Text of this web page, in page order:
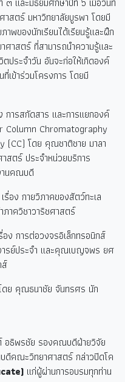
ตร์ มหาวิทยาลัยบูรพา โดยมี
พของนักเรียนได้เรียนรู้และฝึก
ศาสตร์ ที่สามารถนำความรู้และ
ประจำวัน อันจะก่อให้เกิดองค์
เข้าร่วมโครงการ โดยมี
การสกัดสาร และการแยกองค์
Column Chromatography
(CC) โดย คุณชาติชาย มาลา
ตร์ ประจำหน่วยบริการ
านคณบดี
อง กายวิภาคของสัตว์ทะเล
าควิชาวาริชศาสตร์
ง การต่อวงจรอิเล็กทรอนิกส์
รย์ประจำ และคุณเบญจพร ยศ
ดย คุณธนาชัย จันทรศร นัก
อธิพรชัย รองคณบดีฝ่ายวิจัย
ดีคณะวิทยาศาสตร์ กล่าวปิดโค
แก่ผู้ผ่านการอบรมทุกท่าน